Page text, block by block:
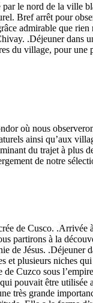
le nord de la ville
Bref arrêt pour
admirable que
.Déjeuner dans
du village, pour une
où nous
ainsi qu’aux
du trajet à plus
de notre
de Cusco.
partirons à la
de Jésus. .Déjeuner
plusieurs niches
Cuzco sous
pouvait être utilisée
très grande